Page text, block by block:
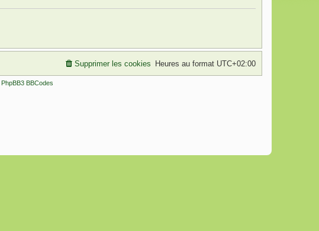
Heures au format UTC+02:00
Supprimer les cookies
PhpBB3 BBCodes